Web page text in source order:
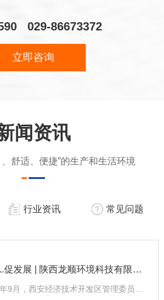
029-86673372
立即咨询
闻资讯
舒适、便捷”的生产和生活环境
行业资讯 常见问题
党建..促发展 | 陕西龙顺环境科技有限公司非公企业临时党支部正式成立！